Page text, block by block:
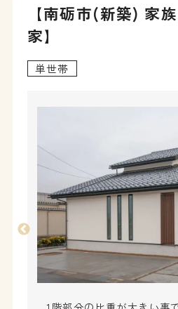
【南砺市(新築) 家
家】
単世帯